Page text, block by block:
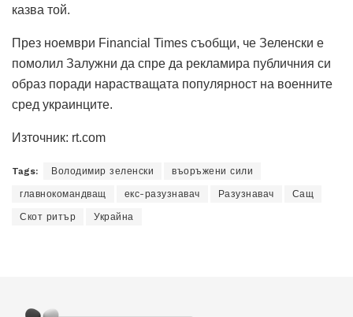
казва той.
През ноември Financial Times съобщи, че Зеленски е
помолил Залужни да спре да рекламира публичния си
образ поради нарастващата популярност на военните
сред украинците.
Източник: rt.com
Tags: Володимир зеленски въоръжени сили
главнокомандващ екс-разузнавач Разузнавач Сащ
Скот ритър Украйна